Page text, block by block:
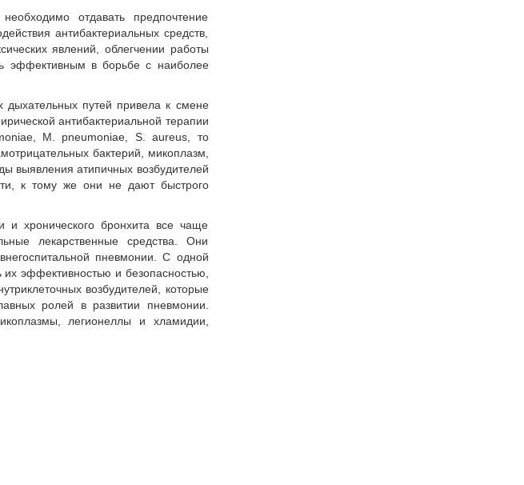
отдавать предпочтение
антибактериальных средств,
явлений, облегчении работы
эффективным в борьбе с наиболее
дыхательных путей привела к смене
антибактериальной терапии
M. pneumoniae, S. aureus, то
бактерий, микоплазм,
выявления атипичных возбудителей
к тому же они не дают быстрого
хронического бронхита все чаще
лекарственные средства. Они
пневмонии. С одной
эффективностью и безопасностью,
возбудителей, которые
ролей в развитии пневмонии.
легионеллы и хламидии,